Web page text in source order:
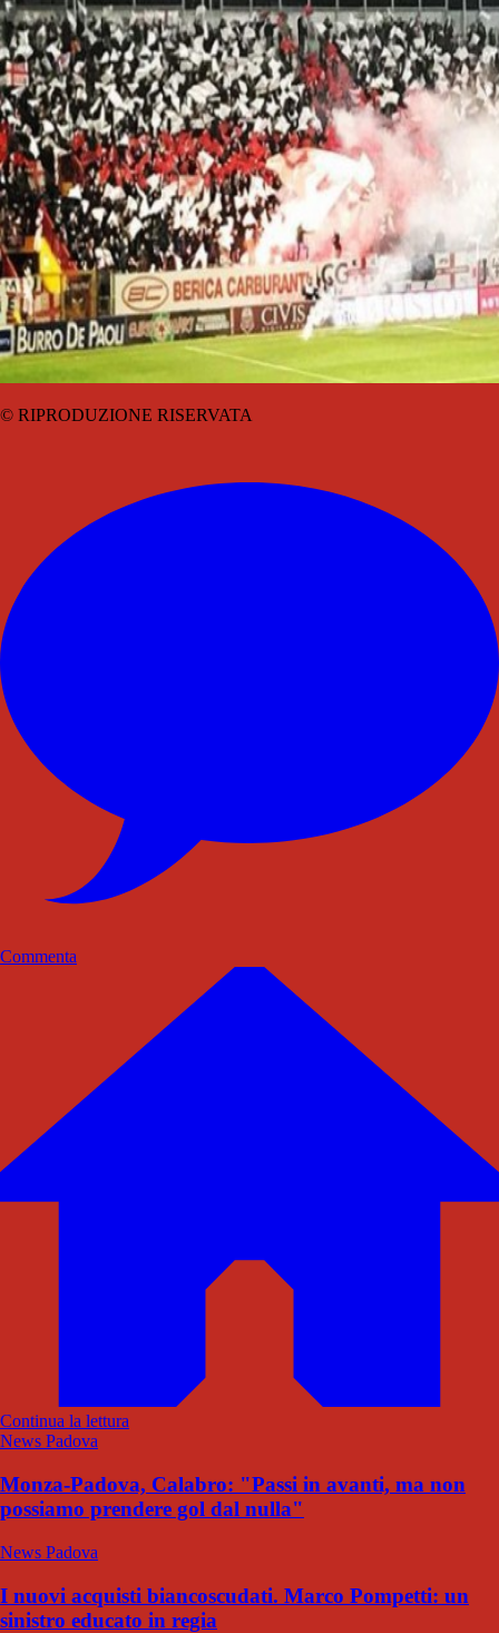
© RIPRODUZIONE RISERVATA
Commenta
Continua la lettura
News Padova
Monza-Padova, Calabro: "Passi in avanti, ma non
possiamo prendere gol dal nulla"
News Padova
I nuovi acquisti biancoscudati. Marco Pompetti: un
sinistro educato in regia